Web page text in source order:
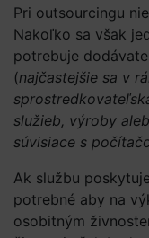
Pri outsourcingu
Nakoľko sa však
potrebuje
(najčastejšie sa v
služieb, výroby
súvisiace s
Ak službu
potrebné aby na
osobitným